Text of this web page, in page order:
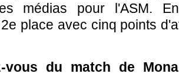
médias pour l'ASM.
place avec cinq points
vous du match de